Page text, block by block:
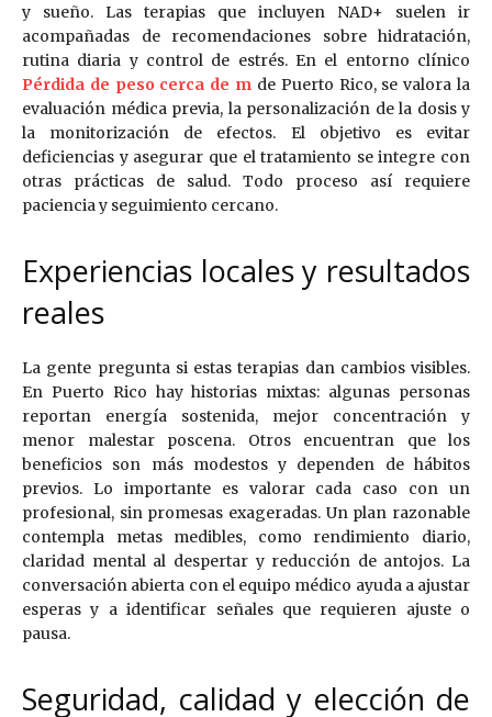
y sueño. Las terapias que incluyen NAD+ suelen ir
acompañadas de recomendaciones sobre hidratación,
rutina diaria y control de estrés. En el entorno clínico
Pérdida de peso cerca de m de Puerto Rico, se valora la
evaluación médica previa, la personalización de la dosis y
la monitorización de efectos. El objetivo es evitar
deficiencias y asegurar que el tratamiento se integre con
otras prácticas de salud. Todo proceso así requiere
paciencia y seguimiento cercano.
Experiencias locales y resultados
reales
La gente pregunta si estas terapias dan cambios visibles.
En Puerto Rico hay historias mixtas: algunas personas
reportan energía sostenida, mejor concentración y
menor malestar poscena. Otros encuentran que los
beneficios son más modestos y dependen de hábitos
previos. Lo importante es valorar cada caso con un
profesional, sin promesas exageradas. Un plan razonable
contempla metas medibles, como rendimiento diario,
claridad mental al despertar y reducción de antojos. La
conversación abierta con el equipo médico ayuda a ajustar
esperas y a identificar señales que requieren ajuste o
pausa.
Seguridad, calidad y elección de